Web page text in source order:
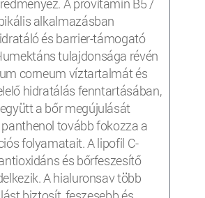
alkalmazásban
és barrier-támogató
tulajdonsága révén
corneum víztartalmát és
hidratálás fenntartásában,
a bőr megújulását
tovább fokozza a
folyamatait. A lipofil C-
és bőrfeszesítő
A hialuronsav több